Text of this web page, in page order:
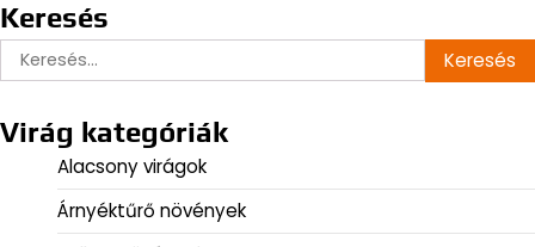
Keresés
Keresés:
Virág kategóriák
Alacsony virágok
Árnyéktűrő növények